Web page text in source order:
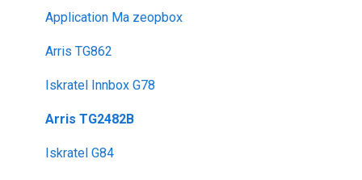
Application Ma zeopbox
Arris TG862
Iskratel Innbox G78
Arris TG2482B
Iskratel G84